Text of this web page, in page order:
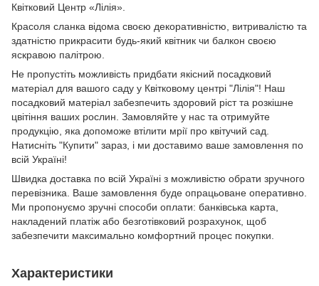
Квітковий Центр «Лілія».
Красоля сланка відома своєю декоративністю, витривалістю та
здатністю прикрасити будь-який квітник чи балкон своєю
яскравою палітрою.
Не пропустіть можливість придбати якісний посадковий
матеріал для вашого саду у Квітковому центрі "Лілія"! Наш
посадковий матеріал забезпечить здоровий ріст та розкішне
цвітіння ваших рослин. Замовляйте у нас та отримуйте
продукцію, яка допоможе втілити мрії про квітучий сад.
Натисніть "Купити" зараз, і ми доставимо ваше замовлення по
всій Україні!
Швидка доставка по всій Україні з можливістю обрати зручного
перевізника. Ваше замовлення буде опрацьоване оперативно.
Ми пропонуємо зручні способи оплати: банківська карта,
накладений платіж або безготівковий розрахунок, щоб
забезпечити максимально комфортний процес покупки.
Характеристики